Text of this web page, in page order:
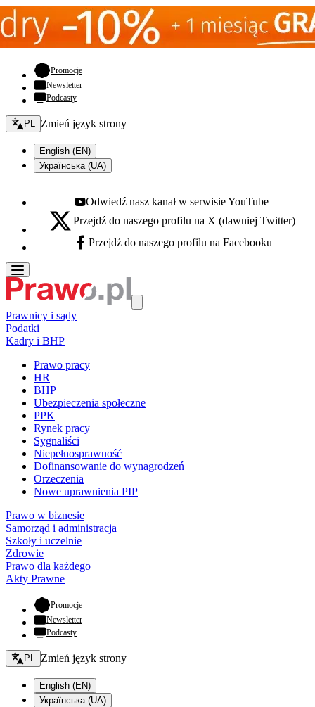
Promocje- otwiera się w nowej karcie
Newsletter
Podcasty
Zmień język - bieżący:
PL Zmień język strony
English (EN)
Українська (UA)
Youtube - otwiera się w nowej karcie
Odwiedź nasz kanał w serwisie YouTube
X - otwiera się w nowej karcie
Przejdź do naszego profilu na X (dawniej Twitter)
Facebook - otwiera się w nowej karcie
Przejdź do naszego profilu na Facebooku
Prawnicy i sądy
Podatki
Kadry i BHP
Prawo pracy
HR
BHP
Ubezpieczenia społeczne
PPK
Rynek pracy
Sygnaliści
Niepełnosprawność
Dofinansowanie do wynagrodzeń
Orzeczenia
Nowe uprawnienia PIP
Prawo w biznesie
Samorząd i administracja
Szkoły i uczelnie
Zdrowie
Prawo dla każdego
Akty Prawne
Promocje- otwiera się w nowej karcie
Newsletter
Podcasty
Zmień język - bieżący:
PL Zmień język strony
English (EN)
Українська (UA)